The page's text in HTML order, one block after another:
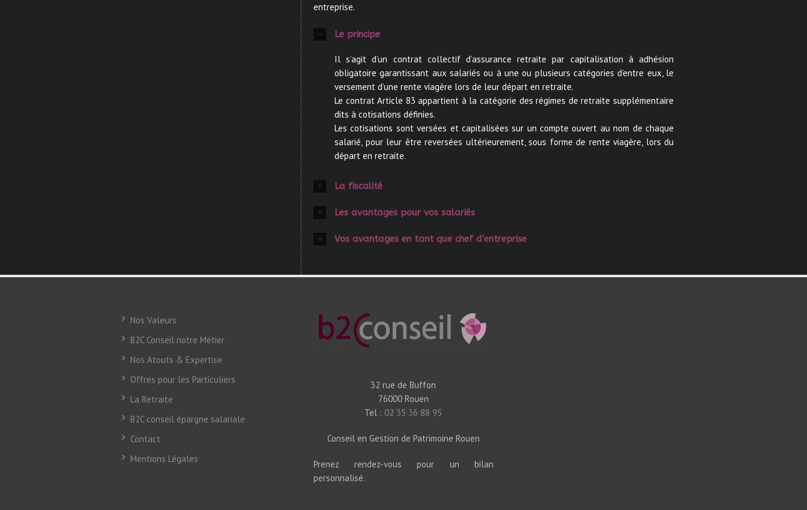
entreprise.
Le principe
Il s’agit d’un contrat collectif d’assurance retraite par capitalisation à adhésion
obligatoire garantissant aux salariés ou à une ou plusieurs catégories d’entre eux, le
versement d’une rente viagère lors de leur départ en retraite.
Le contrat Article 83 appartient à la catégorie des régimes de retraite supplémentaire
dits à cotisations définies.
Les cotisations sont versées et capitalisées sur un compte ouvert au nom de chaque
salarié, pour leur être reversées ultérieurement, sous forme de rente viagère, lors du
départ en retraite.
La fiscalité
Les avantages pour vos salariés
Vos avantages en tant que chef d'entreprise
Nos Valeurs
B2C Conseil notre Métier
Nos Atouts & Expertise
Offres pour les Particuliers
La Retraite
B2C conseil épargne salariale
Contact
Mentions Légales
32 rue de Buffon
76000 Rouen
Tel : 02 35 36 88 95
Conseil en Gestion de Patrimoine Rouen
Prenez rendez-vous pour un bilan
personnalisé.